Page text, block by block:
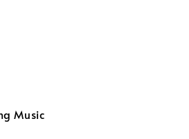
Music